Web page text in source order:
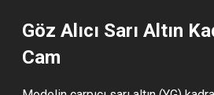
Göz Alıcı Sarı Altın
Cam